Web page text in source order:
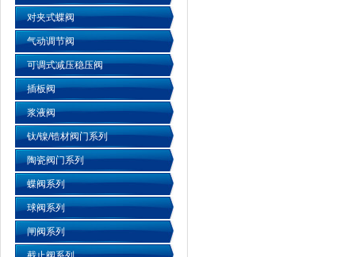
对夹式蝶阀
气动调节阀
可调式减压稳压阀
插板阀
浆液阀
钛/镍/锆材阀门系列
陶瓷阀门系列
蝶阀系列
球阀系列
闸阀系列